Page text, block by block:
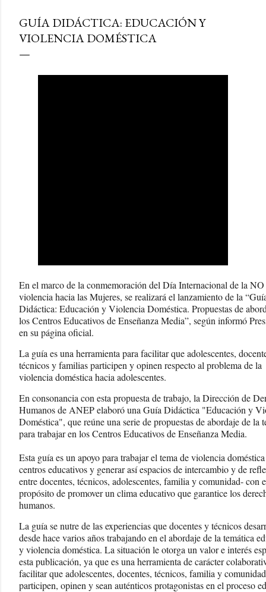
GUÍA DIDÁCTICA: EDUCACIÓN Y
VIOLENCIA DOMÉSTICA
En el marco de la conmemoración del Día Internacional de la NO
violencia hacia las Mujeres, se realizará el lanzamiento de la
Didáctica: Educación y Violencia Doméstica. Propuestas de
los Centros Educativos de Enseñanza Media”, según informó
en su página oficial.
La guía es una herramienta para facilitar que adolescentes,
técnicos y familias participen y opinen respecto al problema de la
violencia doméstica hacia adolescentes.
En consonancia con esta propuesta de trabajo, la Dirección de
Humanos de ANEP elaboró una Guía Didáctica "Educación y
Doméstica", que reúne una serie de propuestas de abordaje de la
para trabajar en los Centros Educativos de Enseñanza Media.
Esta guía es un apoyo para trabajar el tema de violencia
centros educativos y generar así espacios de intercambio y de
entre docentes, técnicos, adolescentes, familia y comunidad- con
propósito de promover un clima educativo que garantice los
humanos.
La guía se nutre de las experiencias que docentes y técnicos
desde hace varios años trabajando en el abordaje de la temática
y violencia doméstica. La situación le otorga un valor e interés
esta publicación, ya que es una herramienta de carácter
facilitar que adolescentes, docentes, técnicos, familia y comunidad
participen, opinen y sean auténticos protagonistas en el proceso